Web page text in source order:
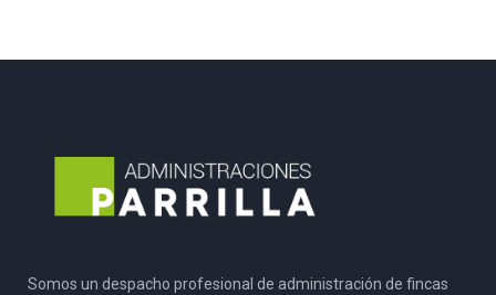
Somos un despacho profesional de administración de fincas